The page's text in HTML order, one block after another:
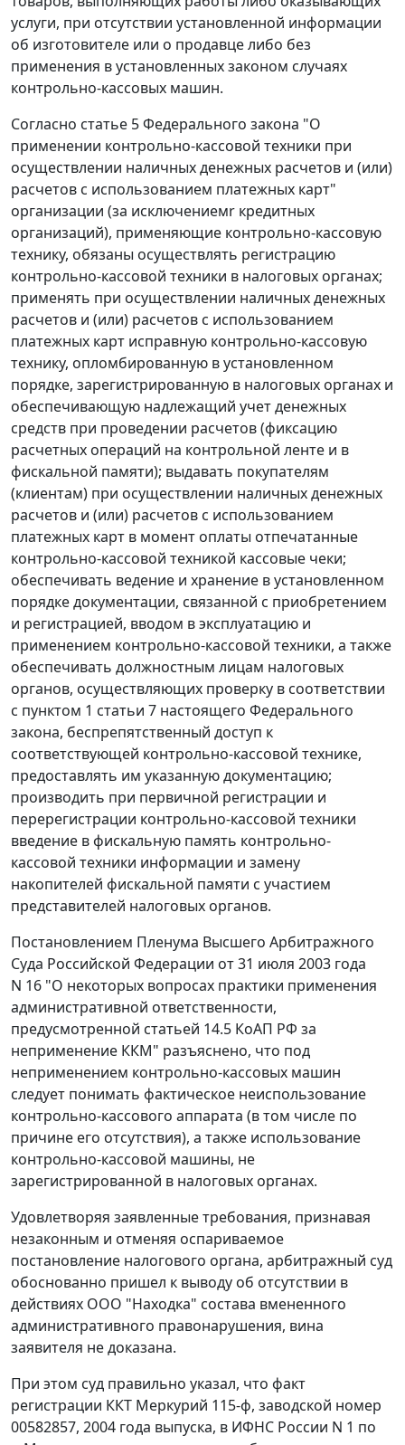
услуги, при отсутствии установленной информации
об изготовителе или о продавце либо без
применения в установленных законом случаях
контрольно-кассовых машин.
Согласно статье 5Федерального закона "О
применении контрольно-кассовой техники при
осуществлении наличных денежных расчетов и (или)
расчетов с использованием платежных карт"
организации (за исключениемr кредитных
организаций), применяющие контрольно-кассовую
технику, обязаны осуществлять регистрацию
контрольно-кассовой техники в налоговых органах;
применять при осуществлении наличных денежных
расчетов и (или) расчетов с использованием
платежных карт исправную контрольно-кассовую
технику, опломбированную в установленном
порядке, зарегистрированную в налоговых органах и
обеспечивающую надлежащий учет денежных
средств при проведении расчетов (фиксацию
расчетных операций на контрольной ленте и в
фискальной памяти); выдавать покупателям
(клиентам) при осуществлении наличных денежных
расчетов и (или) расчетов с использованием
платежных карт в момент оплаты отпечатанные
контрольно-кассовой техникой кассовые чеки;
обеспечивать ведение и хранение в установленном
порядке документации, связанной с приобретением
и регистрацией, вводом в эксплуатацию и
применением контрольно-кассовой техники, а также
обеспечивать должностным лицам налоговых
органов, осуществляющих проверку в соответствии
с пунктом 1 статьи 7 настоящего Федерального
закона, беспрепятственный доступ к
соответствующей контрольно-кассовой технике,
предоставлять им указанную документацию;
производить при первичной регистрации и
перерегистрации контрольно-кассовой техники
введение в фискальную память контрольно-
кассовой техники информации и замену
накопителей фискальной памяти с участием
представителей налоговых органов.
Постановлением Пленума Высшего Арбитражного
Суда Российской Федерации от 31 июля 2003 года
N 16 "О некоторых вопросах практики применения
административной ответственности,
предусмотренной статьей 14.5 КоАП РФ за
неприменение ККМ" разъяснено, что под
неприменением контрольно-кассовых машин
следует понимать фактическое неиспользование
контрольно-кассового аппарата (в том числе по
причине его отсутствия), а также использование
контрольно-кассовой машины, не
зарегистрированной в налоговых органах.
Удовлетворяя заявленные требования, признавая
незаконным и отменяя оспариваемое
постановление налогового органа, арбитражный суд
обоснованно пришел к выводу об отсутствии в
действиях ООО "Находка" состава вмененного
административного правонарушения, вина
заявителя не доказана.
При этом суд правильно указал, что факт
регистрации ККТ Меркурий 115-ф, заводской номер
00582857, 2004 года выпуска, в ИФНС России N 1 по